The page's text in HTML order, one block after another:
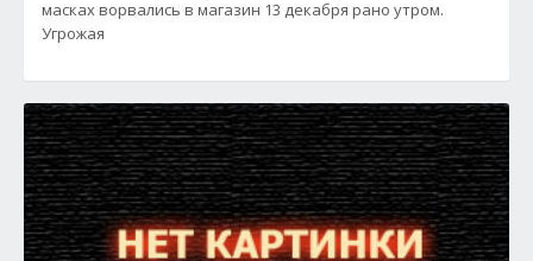
масках ворвались в магазин 13 декабря рано утром.
Угрожая